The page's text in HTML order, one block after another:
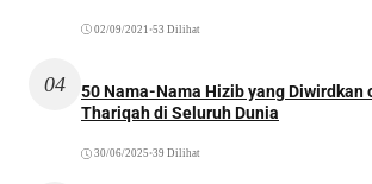
02/09/2021 •53 Dilihat
04
50 Nama-Nama Hizib yang Diwirdkan
Thariqah di Seluruh Dunia
30/06/2025 •39 Dilihat